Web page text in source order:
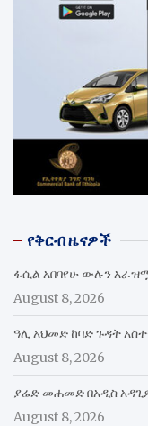
የቅርብ ዜናዎች
ፋሲል አበባየሁ ውሉን
August 8, 2026
ዓሊ አህመድ ከባድ ጉዳት
August 8, 2026
ያሬድ መሐመድ በአዲስ
August 8, 2026